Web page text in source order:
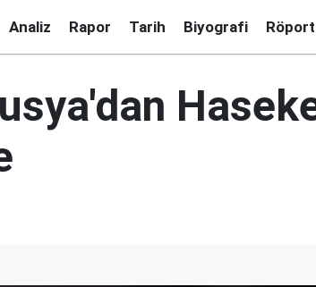
Analiz Rapor Tarih Biyografi